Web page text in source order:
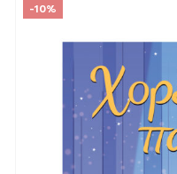
-10%